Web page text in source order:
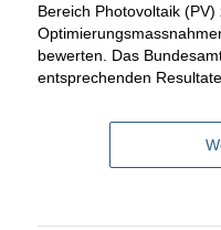
Bereich Photovoltaik
bewerten. Das
entsprechenden